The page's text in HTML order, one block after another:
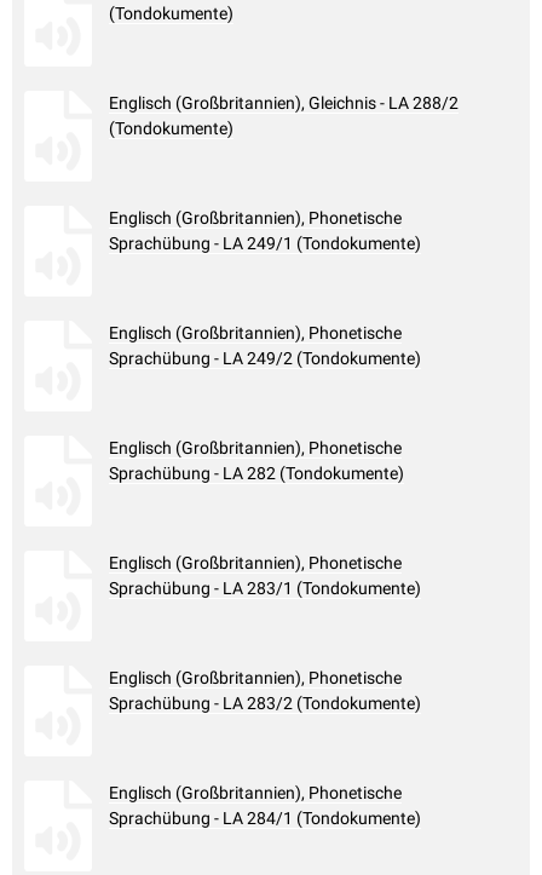
(Tondokumente)
Englisch (Großbritannien), Gleichnis - LA 288/2
(Tondokumente)
Englisch (Großbritannien), Phonetische
Sprachübung - LA 249/1 (Tondokumente)
Englisch (Großbritannien), Phonetische
Sprachübung - LA 249/2 (Tondokumente)
Englisch (Großbritannien), Phonetische
Sprachübung - LA 282 (Tondokumente)
Englisch (Großbritannien), Phonetische
Sprachübung - LA 283/1 (Tondokumente)
Englisch (Großbritannien), Phonetische
Sprachübung - LA 283/2 (Tondokumente)
Englisch (Großbritannien), Phonetische
Sprachübung - LA 284/1 (Tondokumente)